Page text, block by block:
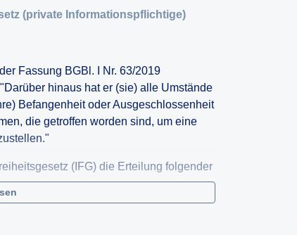
(private Informationspflichtige)
Fassung BGBl. I Nr. 63/2019
hinaus hat er (sie) alle Umstände
Befangenheit oder Ausgeschlossenheit
die getroffen worden sind, um eine
(IFG) die Erteilung folgender
gegenüber der